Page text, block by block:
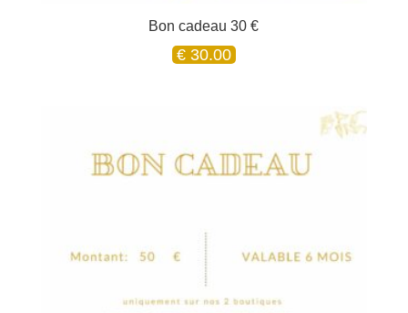
Bon cadeau 30 €
€ 30.00